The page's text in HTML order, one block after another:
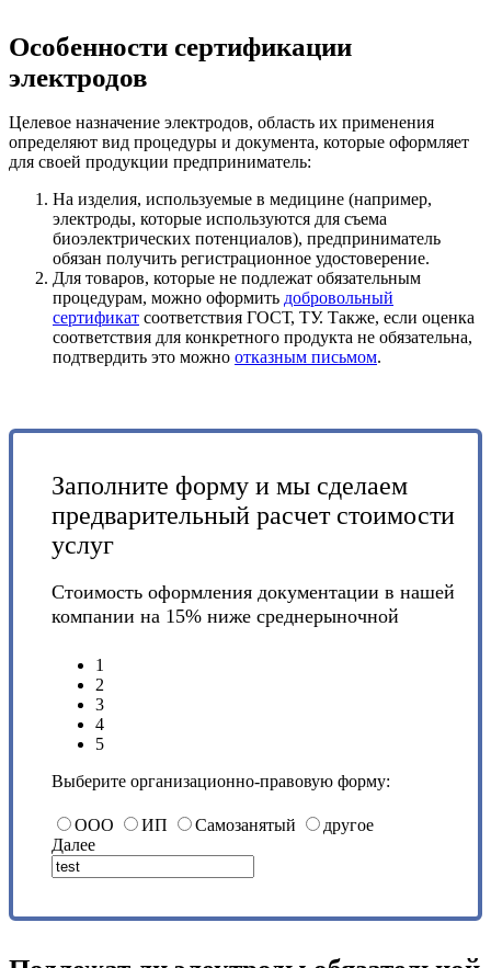
Особенности сертификации
электродов
Целевое назначение электродов, область их применения
определяют вид процедуры и документа, которые оформляет
для своей продукции предприниматель:
На изделия, используемые в медицине (например,
электроды, которые используются для съема
биоэлектрических потенциалов), предприниматель
обязан получить регистрационное удостоверение.
Для товаров, которые не подлежат обязательным
процедурам, можно оформить добровольный
сертификат соответствия ГОСТ, ТУ. Также, если оценка
соответствия для конкретного продукта не обязательна,
подтвердить это можно отказным письмом.
Заполните форму и мы сделаем
предварительный расчет стоимости
услуг
Стоимость оформления документации в нашей
компании на 15% ниже среднерыночной
1
2
3
4
5
Выберите организационно-правовую форму:
ООО ИП Самозанятый
другое
Далее